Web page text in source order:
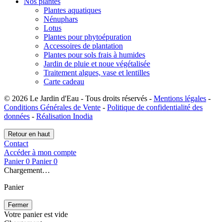
Plantes aquatiques
Nénuphars
Lotus
Plantes pour phytoépuration
Accessoires de plantation
Plantes pour sols frais à humides
Jardin de pluie et noue végétalisée
Traitement algues, vase et lentilles
Carte cadeau
© 2026 Le Jardin d'Eau - Tous droits réservés - Mentions légales -
Conditions Générales de Vente - Politique de confidentialité des
données - Réalisation Inodia
Retour en haut
Contact
Accéder à mon compte
Panier 0 Panier 0
Chargement…
Panier
Fermer
Votre panier est vide